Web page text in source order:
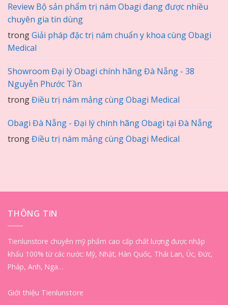
Review Bộ sản phẩm trị nám Obagi đang được nhiều
chuyên gia tin dùng
trongGiải pháp đặc trị nám chuẩn y khoa cùng Obagi
Medical
Showroom Đại lý Obagi chính hãng Đà Nẵng - 38
Nguyễn Phước Tần
trongĐiều trị nám mảng cùng Obagi Medical
Obagi Đà Nẵng - Đại lý chính hãng Obagi tại Đà Nẵng
trongĐiều trị nám mảng cùng Obagi Medical
THÔNG TIN
Tienlunstore chuyên mỹ phẩm cao cấp chất lượng được nhập
khẩu 100% từ các nước: Mỹ, Nhật, Hàn Quốc, Thái Lan, Úc, Đức,
Pháp, Anh, Nga…
Giới thiệu Tienlunstore